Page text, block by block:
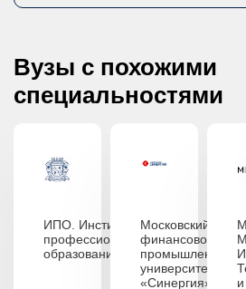
Вузы с похожими
специальностями
ИПО. Институт
профессионального
образования
Московский
финансово-
промышленный
университет
«Синергия»
и